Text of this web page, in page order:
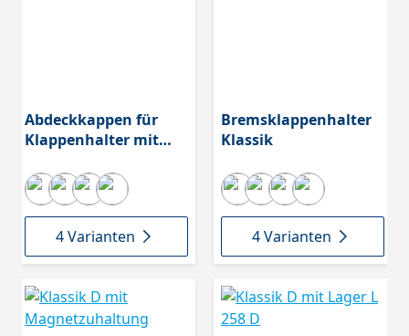
Abdeckkappen für
Klappenhalter mit
4 Varianten
Bremsklappenhalter
Klassik
4 Varianten